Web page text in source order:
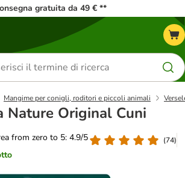
gratuita da 49 € **
Mangime per conigli, roditori e piccoli animali
Nature Original Cuni
from zero to 5: 4.9/5
(74)